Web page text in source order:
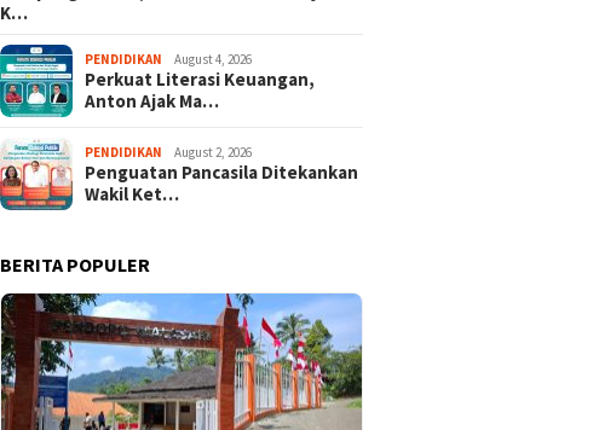
Tour Malasari Halimun Salak
Kian Diminati, Ratusan Rider
dari 18 Provinsi Ramaikan
Bupati Bogor Cup 2026
Partai Demokrat Lakukan
K…
PENDIDIKAN August 4, 2026
Perkuat Literasi Keuangan,
Anton Ajak Ma…
PENDIDIKAN August 2, 2026
Penguatan Pancasila Ditekankan
Wakil Ket…
BERITA POPULER